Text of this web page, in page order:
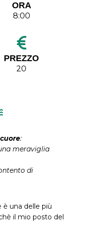
ORA
8:00
PREZZO
20
:
meraviglia
di
è una delle più
il mio posto del